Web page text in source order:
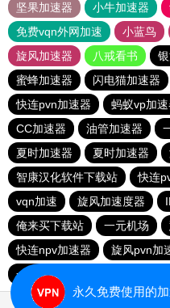
坚果加速器
小牛加速器
免费vqn外网加速
小蓝鸟
旋风加速器
八戒看书
蜜蜂加速器
闪电猫加速器
快连pvn加速器
蚂蚁vp加速
CC加速器
油管加速器
夏时加速器
夏时加速器
智康汉化软件下载站
快连
vqn加速
旋风加速度器
俺来买下载站
一元机场
快连npv加速器
旋风pvn加
一元机场
永久免费使用的